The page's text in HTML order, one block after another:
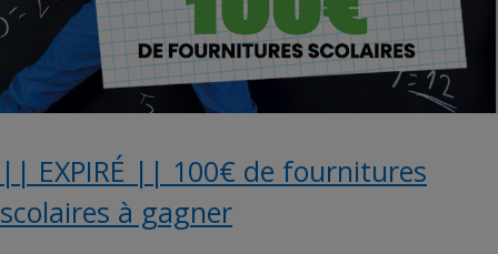
|| EXPIRÉ || 100€ de fournitures
scolaires à gagner